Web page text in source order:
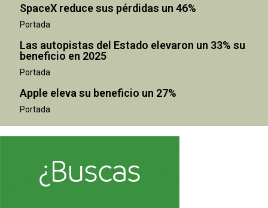
SpaceX reduce sus pérdidas un 46%
Portada
Las autopistas del Estado elevaron un 33% su
beneficio en 2025
Portada
Apple eleva su beneficio un 27%
Portada